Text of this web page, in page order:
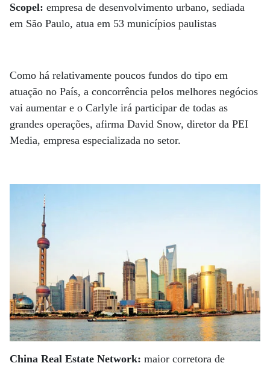
Scopel: empresa de desenvolvimento urbano, sediada
em São Paulo, atua em 53 municípios paulistas
Como há relativamente poucos fundos do tipo em
atuação no País, a concorrência pelos melhores negócios
vai aumentar e o Carlyle irá participar de todas as
grandes operações, afirma David Snow, diretor da PEI
Media, empresa especializada no setor.
China Real Estate Network: maior corretora de